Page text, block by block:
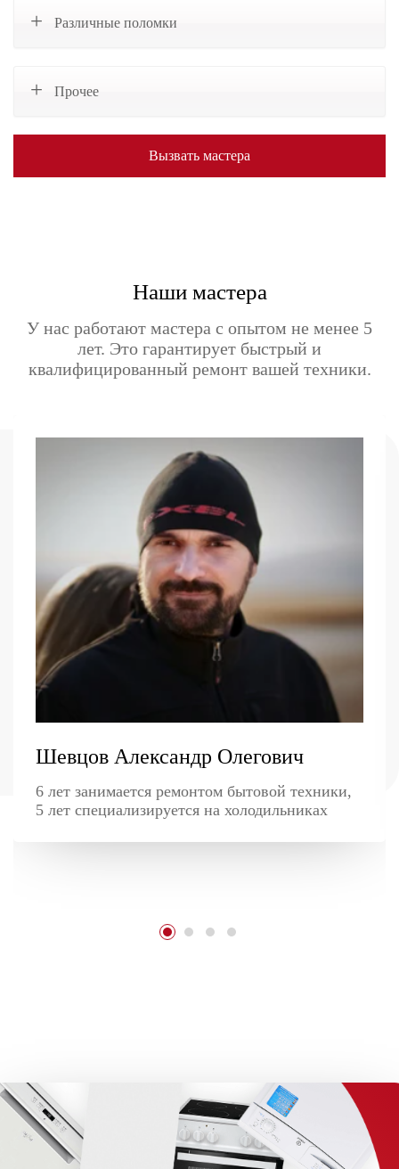
Различные поломки
Прочее
Вызвать мастера
Наши мастера
У нас работают мастера с опытом не менее 5
лет. Это гарантирует быстрый и
квалифицированный ремонт вашей техники.
Шевцов Александр Олегович
6 лет занимается ремонтом бытовой техники,
5 лет специализируется на холодильниках